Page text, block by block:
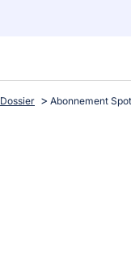
Dossier